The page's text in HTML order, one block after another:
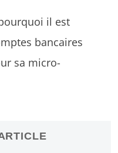
il est
bancaires
sa micro-